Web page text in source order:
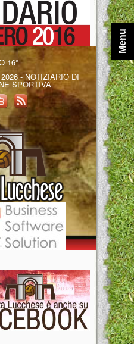
16°
- NOTIZIARIO DI
SPORTIVA
Menu